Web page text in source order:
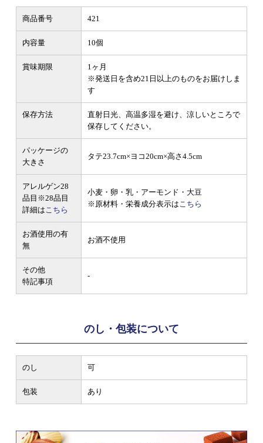
商品番号 421
内容量 10個
賞味期限
1ヶ月
※発送日を含め21日以上のものをお届けしま
す
保存方法
直射日光、高温多湿を避け、涼しいところで
保存してください。
パッケージの
大きさ
タテ23.7cm×ヨコ20cm×高さ4.5cm
アレルゲン28
品目 ※28品目
詳細は こちら
小麦・卵・乳・アーモンド・大豆
※原材料・栄養成分表示は こちら
お酒使用の有
無
お酒不使用
その他
特記事項
-
のし・包装について
のし 可
包装 あり